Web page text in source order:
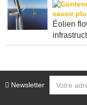
Éolien
Newsletter